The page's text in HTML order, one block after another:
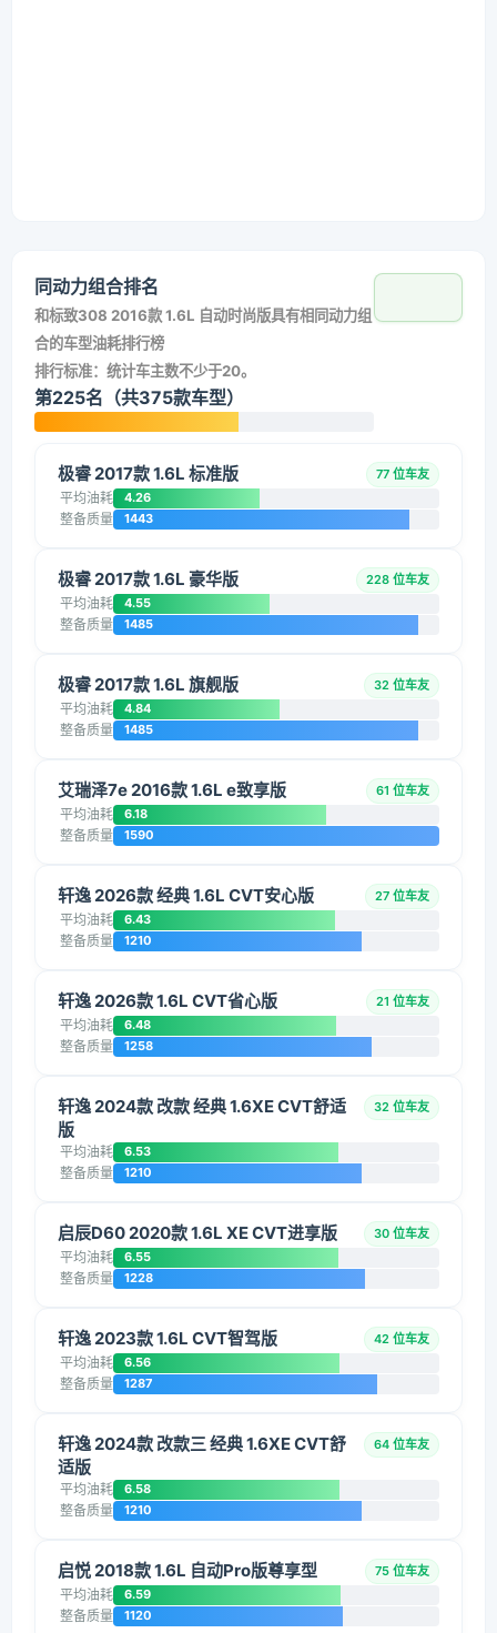
同动力组合排名
和标致308 2016款 1.6L 自动时尚版具有相同动力组
合的车型油耗排行榜
排行标准：统计车主数不少于20。
第225名（共375款车型）
极睿 2017款 1.6L 标准版 77 位车友
平均油耗 4.26
整备质量 1443
极睿 2017款 1.6L 豪华版 228 位车友
平均油耗 4.55
整备质量 1485
极睿 2017款 1.6L 旗舰版 32 位车友
平均油耗 4.84
整备质量 1485
艾瑞泽7e 2016款 1.6L e致享版 61 位车友
平均油耗 6.18
整备质量 1590
轩逸 2026款 经典 1.6L CVT安心版 27 位车友
平均油耗 6.43
整备质量 1210
轩逸 2026款 1.6L CVT省心版 21 位车友
平均油耗 6.48
整备质量 1258
轩逸 2024款 改款 经典 1.6XE CVT舒适
版
32 位车友
平均油耗 6.53
整备质量 1210
启辰D60 2020款 1.6L XE CVT进享版 30 位车友
平均油耗 6.55
整备质量 1228
轩逸 2023款 1.6L CVT智驾版 42 位车友
平均油耗 6.56
整备质量 1287
轩逸 2024款 改款三 经典 1.6XE CVT舒
适版
64 位车友
平均油耗 6.58
整备质量 1210
启悦 2018款 1.6L 自动Pro版尊享型 75 位车友
平均油耗 6.59
整备质量 1120